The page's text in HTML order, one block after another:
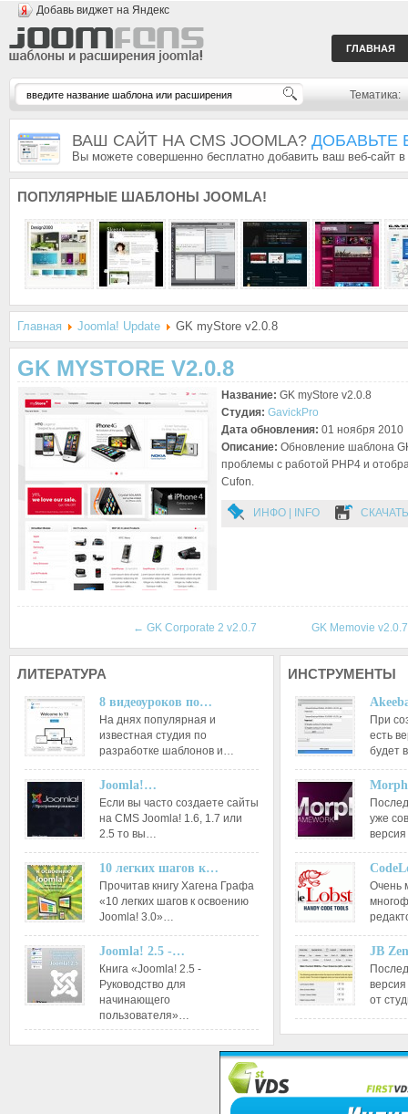
Добавь виджет на Яндекс
ГЛАВНАЯ
Тематика:
ВАШ САЙТ НА CMS JOOMLA? ДОБАВЬТЕ
Вы можете совершенно бесплатно добавить ваш веб-сайт
ПОПУЛЯРНЫЕ ШАБЛОНЫ JOOMLA!
Главная Joomla! Update GK myStore v2.0.8
GK MYSTORE V2.0.8
Название: GK myStore v2.0.8
Студия: GavickPro
Дата обновления: 01 ноября 2010
Описание: Обновление шаблона
проблемы с работой PHP4 и
Cufon.
ИНФО | INFO СКАЧАТЬ
← GK Corporate 2 v2.0.7 GK Memovie
ЛИТЕРАТУРА
8 видеоуроков по…
На днях популярная и
известная студия по
разработке шаблонов и…
Joomla!…
Если вы часто создаете сайты
на CMS Joomla! 1.6, 1.7 или
2.5 то вы…
10 легких шагов к…
Прочитав книгу Хагена Графа
«10 легких шагов к освоению
Joomla! 3.0»…
Joomla! 2.5 -…
Книга «Joomla! 2.5 -
Руководство для
начинающего
пользователя»…
ИНСТРУМЕНТЫ
При
есть
будет
уже
Очень
JB
от